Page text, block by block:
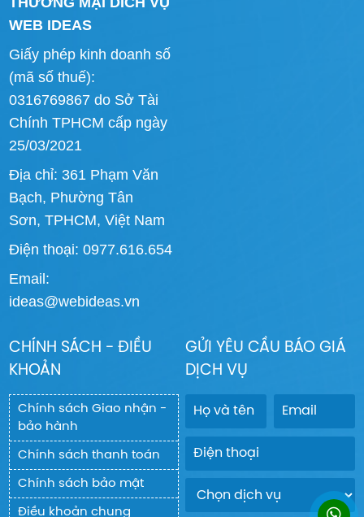
WEB IDEAS
Giấy phép kinh doanh số
(mã số thuế):
0316769867 do Sở Tài
Chính TPHCM cấp ngày
25/03/2021
Địa chỉ: 361 Phạm Văn
Bạch, Phường Tân
Sơn, TPHCM, Việt Nam
Điện thoại: 0977.616.654
Email:
ideas@webideas.vn
CHÍNH SÁCH - ĐIỀU
KHOẢN
Chính sách Giao nhận -
bảo hành
Chính sách thanh toán
Chính sách bảo mật
Điều khoản chung
GỬI YÊU CẦU BÁO GIÁ
DỊCH VỤ